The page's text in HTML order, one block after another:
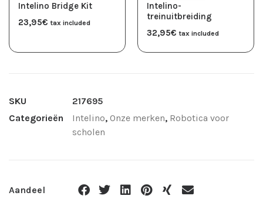
Intelino Bridge Kit
23,95​€ tax included
Intelino-
treinuitbreiding
32,95​€ tax included
SKU
217695
Categorieën
Intelino, Onze merken, Robotica voor
scholen
Aandeel